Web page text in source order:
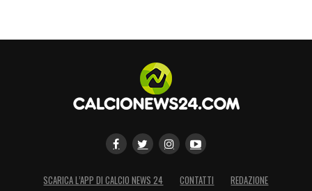
SCARICA L’APP DI CALCIO NEWS 24 CONTATTI REDAZIONE